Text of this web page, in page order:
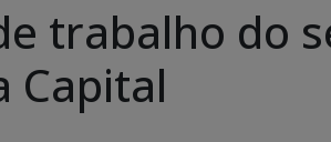
trabalho do
Capital